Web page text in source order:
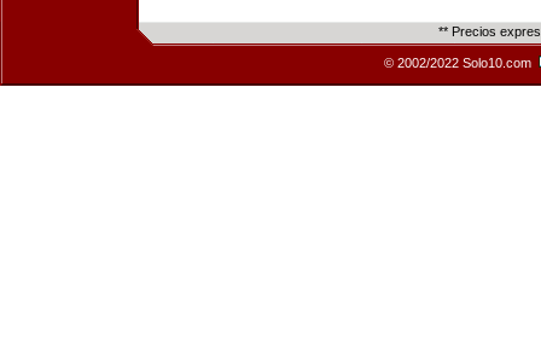
** Precios
© 2002/2022 Solo10.com